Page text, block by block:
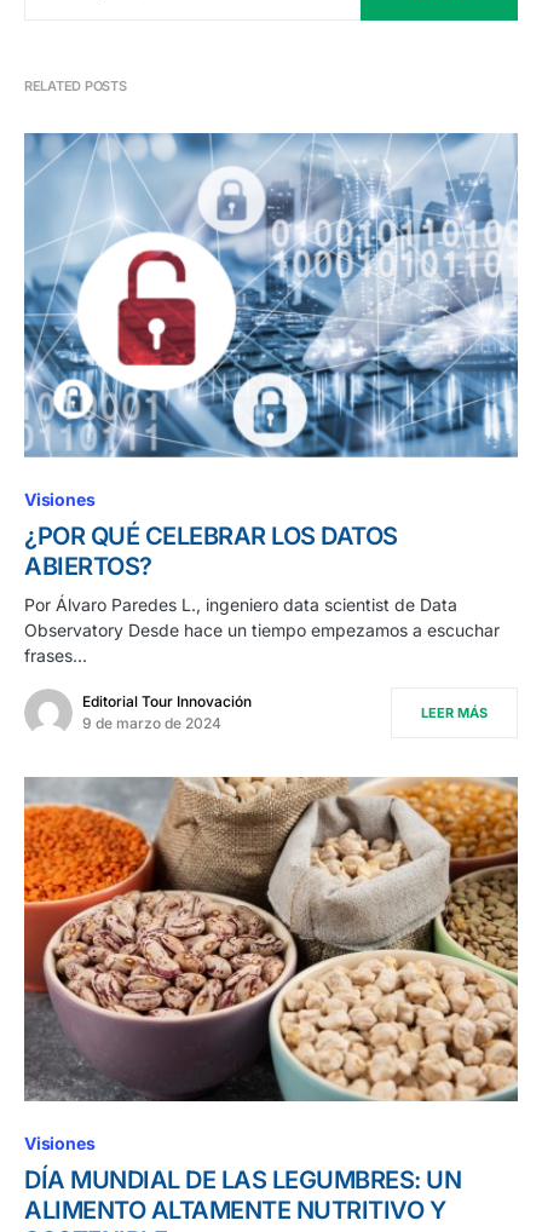
RELATED POSTS
Visiones
¿POR QUÉ CELEBRAR LOS DATOS
ABIERTOS?
Por Álvaro Paredes L., ingeniero data scientist de Data
Observatory Desde hace un tiempo empezamos a escuchar
frases…
Editorial Tour Innovación
9 de marzo de 2024
LEER MÁS
Visiones
DÍA MUNDIAL DE LAS LEGUMBRES: UN
ALIMENTO ALTAMENTE NUTRITIVO Y